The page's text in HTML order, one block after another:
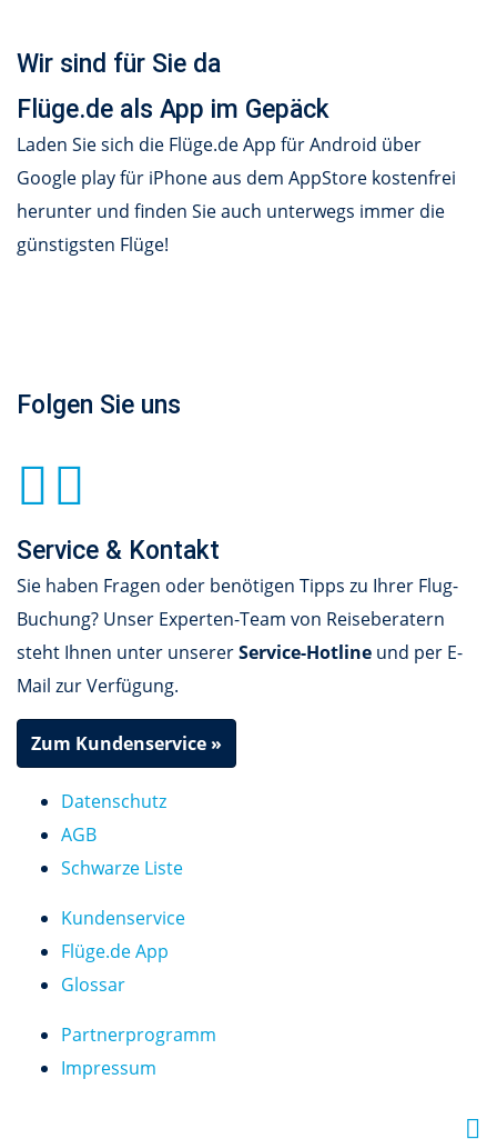
Wir sind für Sie da
Flüge.de als App im Gepäck
Laden Sie sich die Flüge.de App für Android über
Google play für iPhone aus dem AppStore kostenfrei
herunter und finden Sie auch unterwegs immer die
günstigsten Flüge!
Folgen Sie uns
Service & Kontakt
Sie haben Fragen oder benötigen Tipps zu Ihrer Flug-
Buchung? Unser Experten-Team von Reiseberatern
steht Ihnen unter unsererService-Hotline und per E-
Mail zur Verfügung.
Zum Kundenservice »
Datenschutz
AGB
Schwarze Liste
Kundenservice
Flüge.de App
Glossar
Partnerprogramm
Impressum